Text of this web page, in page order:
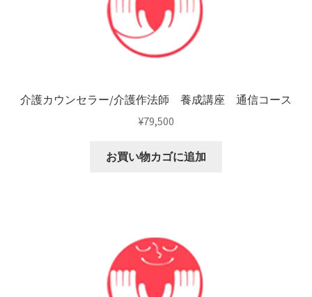
介護カウンセラー/介護作法師 養成講座 通信コース
¥79,500
お買い物カゴに追加